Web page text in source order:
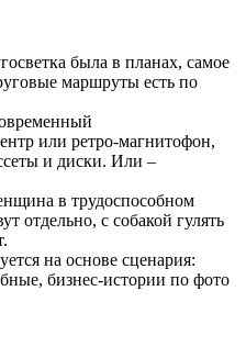
была в планах, самое
маршруты есть по
или ретро-магнитофон,
и диски. Или –
в трудоспособном
отдельно, с собакой гулять
на основе сценария:
бизнес-истории по фото